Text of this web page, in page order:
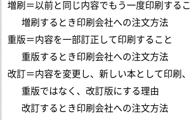
増刷＝以前と同じ内容でもう一度印刷するこ
増刷するとき印刷会社への注文方法
重版＝内容を一部訂正して印刷すること
重版するとき印刷会社への注文方法
改訂＝内容を変更し、新しい本として印刷
重版ではなく、改訂版にする理由
改訂するとき印刷会社への注文方法